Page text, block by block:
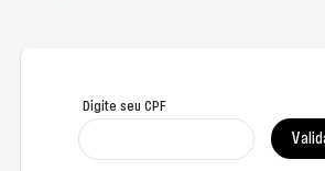
Digite seu CPF